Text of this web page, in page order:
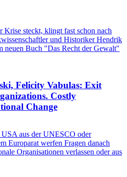
Krise steckt, klingt fast schon nach
und Historiker Hendrik
neuen Buch "Das Recht der Gewalt"
Felicity Vabulas: Exit
Costly
Change
aus der UNESCO oder
Europarat werfen Fragen danach
Organisationen verlassen oder aus